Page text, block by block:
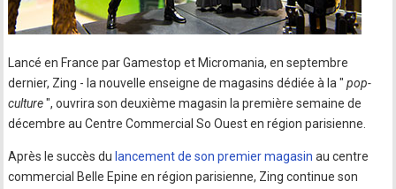
Lancé en France par Gamestop et Micromania, en septembre
dernier, Zing - la nouvelle enseigne de magasins dédiée à la " pop-
culture", ouvrira son deuxième magasin la première semaine de
décembre au Centre Commercial So Ouest en région parisienne.
Après le succès du lancement de son premier magasin au centre
commercial Belle Epine en région parisienne, Zing continue son